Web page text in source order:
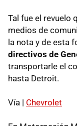
Tal fue el revuelo
medios de
la nota y de esta
directivos de
transportarle el
hasta Detroit.
Vía | Chevrolet